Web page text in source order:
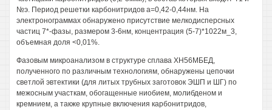
№э. Период решетки карбонитридов а=0,42-0,44нм. На
электронограммах обнаружено присутствие мелкодисперсных
частиц 7*-фазы, размером 3-6нм, концентрация (5-7)*1022м_3,
объемная доля <0,01%.
Фазовым микроанализом в структуре сплава ХН56МБЕД,
полученного по различным технологиям, обнаружены цепочки
светлой эвтектики (для литых трубных заготовок ЭШП и ШГ) по
межосным участкам, обогащенные ниобием, молибденом и
кремнием, а также крупные включения карбонитридов,